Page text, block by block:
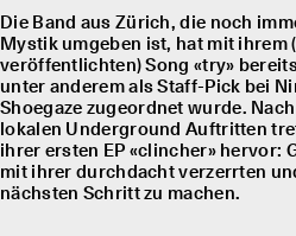
Die Band aus Zürich, die noch
Mystik umgeben ist, hat mit ihrem
veröffentlichten) Song «try»
unter anderem als Staff-Pick bei
Shoegaze zugeordnet wurde.
lokalen Underground Auftritten
ihrer ersten EP «clincher» hervor:
mit ihrer durchdacht verzerrten
nächsten Schritt zu machen.